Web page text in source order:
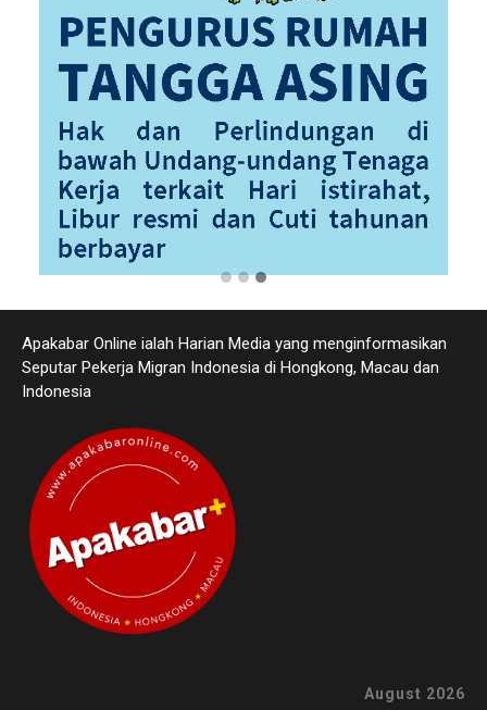
Apakabar Online ialah Harian Media yang menginformasikan
Seputar Pekerja Migran Indonesia di Hongkong, Macau dan
Indonesia
August 2026